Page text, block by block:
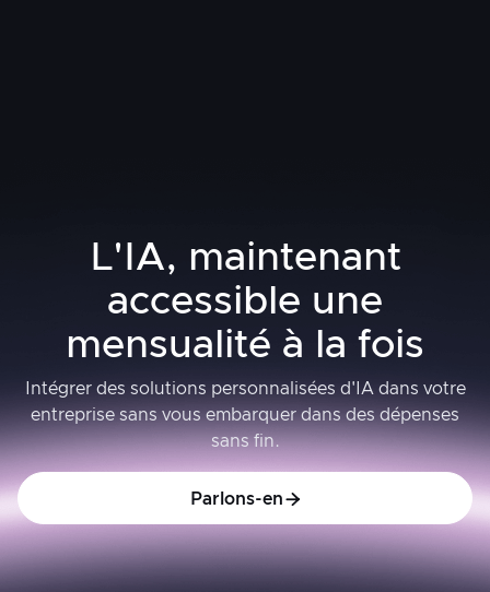
L'IA, maintenant
accessible une
mensualité à la fois
Intégrer des solutions personnalisées d'IA dans votre
entreprise sans vous embarquer dans des dépenses
sans fin.
Parlons-en